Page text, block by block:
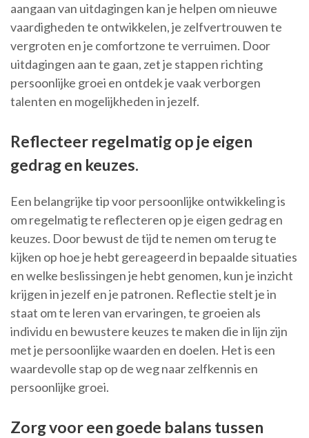
aangaan van uitdagingen kan je helpen om nieuwe
vaardigheden te ontwikkelen, je zelfvertrouwen te
vergroten en je comfortzone te verruimen. Door
uitdagingen aan te gaan, zet je stappen richting
persoonlijke groei en ontdek je vaak verborgen
talenten en mogelijkheden in jezelf.
Reflecteer regelmatig op je eigen
gedrag en keuzes.
Een belangrijke tip voor persoonlijke ontwikkeling is
om regelmatig te reflecteren op je eigen gedrag en
keuzes. Door bewust de tijd te nemen om terug te
kijken op hoe je hebt gereageerd in bepaalde situaties
en welke beslissingen je hebt genomen, kun je inzicht
krijgen in jezelf en je patronen. Reflectie stelt je in
staat om te leren van ervaringen, te groeien als
individu en bewustere keuzes te maken die in lijn zijn
met je persoonlijke waarden en doelen. Het is een
waardevolle stap op de weg naar zelfkennis en
persoonlijke groei.
Zorg voor een goede balans tussen